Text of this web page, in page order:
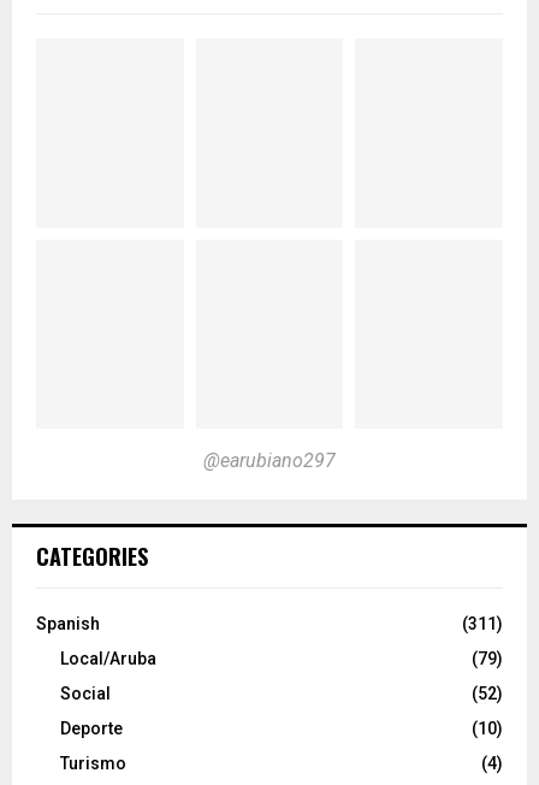
@earubiano297
CATEGORIES
Spanish
(311)
Local/Aruba
(79)
Social
(52)
Deporte
(10)
Turismo
(4)